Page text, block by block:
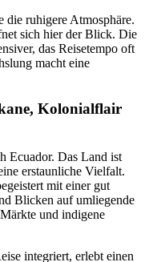
die ruhigere Atmosphäre.
sich hier der Blick. Die
das Reisetempo oft
macht eine
Kolonialflair
Ecuador. Das Land ist
erstaunliche Vielfalt.
mit einer gut
Blicken auf umliegende
und indigene
integriert, erlebt einen